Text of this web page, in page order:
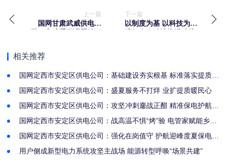
上一篇
国网甘肃武威供电公
赋能电网审计开启智慧
下一篇
以制度为基 以科技为翼
相关推荐
国网定西市安定区供电公司：基础建设夯实根基 标准落实提质增
国网定西市安定区供电公司：盛夏服务不打烊 业扩提质暖民心
国网定西市安定区供电公司：攻坚冲刺鏖战正酣 精准保电护航省
国网定西市安定区供电公司：战高温不惧“烤”验 电管家赋能乡村
国网定西市安定区供电公司：强化在岗值守 护航迎峰度夏保电防
用户侧成新型电力系统攻坚主战场 能源转型呼唤“场景共建”